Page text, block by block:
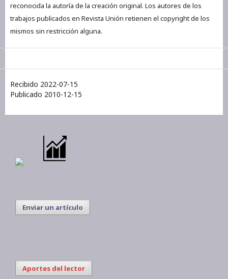
reconocida la autoría de la creación original. Los autores de los
trabajos publicados en Revista Unión retienen el copyright de los
mismos sin restricción alguna.
Recibido 2022-07-15
Publicado 2010-12-15
Enviar un artículo
Aportes del lector